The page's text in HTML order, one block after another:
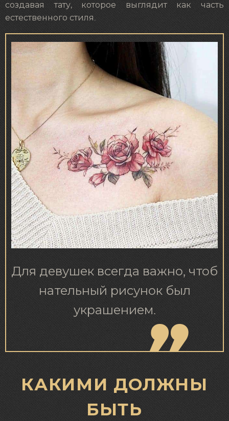
создавая тату, которое выглядит как часть
естественного стиля.
Для девушек всегда важно, чтоб
нательный рисунок был
украшением.
КАКИМИ ДОЛЖНЫ
БЫТЬ